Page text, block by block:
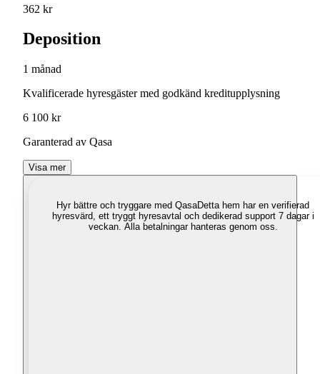
362 kr
Deposition
1 månad
Kvalificerade hyresgäster med godkänd kreditupplysning
6 100 kr
Garanterad av Qasa
Visa mer
Hyr bättre och tryggare med QasaDetta hem har en verifierad
hyresvärd, ett tryggt hyresavtal och dedikerad support 7 dagar i
veckan. Alla betalningar hanteras genom oss.